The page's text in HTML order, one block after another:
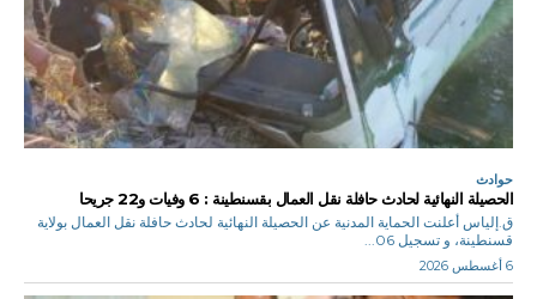
حوادث
الحصيلة النهائية لحادث حافلة نقل العمال بقسنطينة : 6 وفيات و22 جريحا
ق.إلياس أعلنت الحماية المدنية عن الحصيلة النهائية لحادث حافلة نقل العمال بولاية
قسنطينة، و تسجيل 06...
6 أغسطس 2026